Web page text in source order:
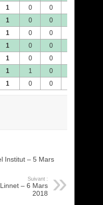
1 0 0
1 0 0
1 0 0
1 0 0
1 0 0
1 1 0
1 0 0
Institut – 5 Mars
Suivant :
– 6 Mars
2018